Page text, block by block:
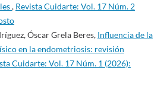
, Revista Cuidarte: Vol. 17 Núm. 2
Óscar Grela Beres, Influencia de la
en la endometriosis: revisión
Cuidarte: Vol. 17 Núm. 1 (2026):